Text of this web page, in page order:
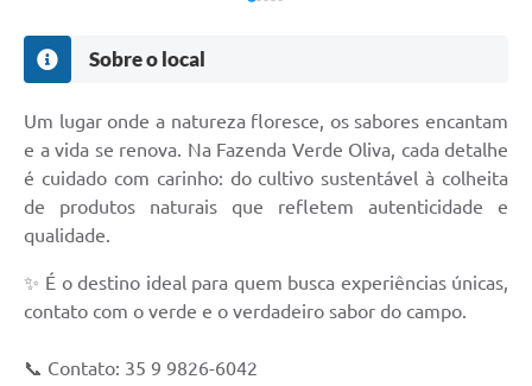
Listas de Espera - Unidade Básica de Saúde
Defesa Civil
AQUI TEM SEBRAE
DOCUMENTOS
ALDIR BLANC 2025
Cultura
Meio Ambiente
Conheça Delfim Moreira
Sobre o local
Um lugar onde a natureza floresce, os sabores encantam
e a vida se renova. Na Fazenda Verde Oliva, cada detalhe
é cuidado com carinho: do cultivo sustentável à colheita
de produtos naturais que refletem autenticidade e
qualidade.
✨ É o destino ideal para quem busca experiências únicas,
contato com o verde e o verdadeiro sabor do campo.
📞 Contato: 35 9 9826-6042